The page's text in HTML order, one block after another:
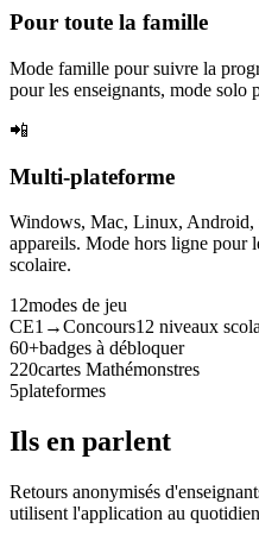
Pour toute la famille
Mode famille pour suivre la
pour les enseignants, mode solo
📲
Multi-plateforme
Windows, Mac, Linux, Android,
appareils. Mode hors ligne pour
scolaire.
12modes de jeu
CE1→Concours12 niveaux
60+badges à débloquer
220cartes Mathémonstres
5plateformes
Ils en parlent
Retours anonymisés
utilisent l'application au